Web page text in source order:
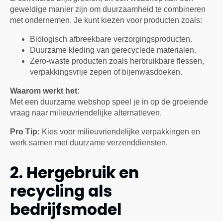
geweldige manier zijn om duurzaamheid te combineren
met ondernemen. Je kunt kiezen voor producten zoals:
Biologisch afbreekbare verzorgingsproducten.
Duurzame kleding van gerecyclede materialen.
Zero-waste producten zoals herbruikbare flessen,
verpakkingsvrije zepen of bijenwasdoeken.
Waarom werkt het:
Met een duurzame webshop speel je in op de groeiende
vraag naar milieuvriendelijke alternatieven.
Pro Tip: Kies voor milieuvriendelijke verpakkingen en
werk samen met duurzame verzenddiensten.
2. Hergebruik en
recycling als
bedrijfsmodel